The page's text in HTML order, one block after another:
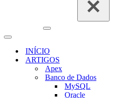
Menu
Menu
navegaçãoINÍCIO
ARTIGOS
Apex
Banco de Dados
MySQL
Oracle